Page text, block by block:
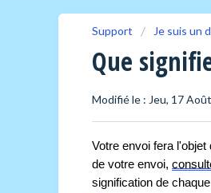
Support Je suis un
Que
Modifié le : Jeu, 17
Votre envoi fera
de votre envoi,
signification de